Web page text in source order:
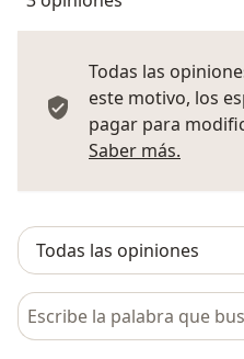
Todas las
este motivo, los
pagar para
Saber más.
Busca en opiniones